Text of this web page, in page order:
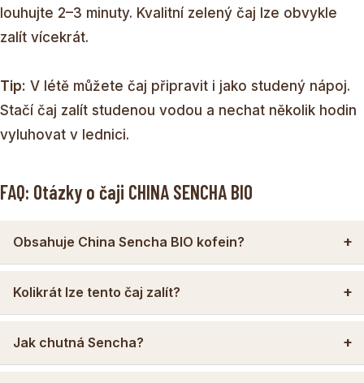
louhujte 2–3 minuty. Kvalitní zelený čaj lze obvykle
zalít vícekrát.
Tip: V létě můžete čaj připravit i jako studený nápoj.
Stačí čaj zalít studenou vodou a nechat několik hodin
vyluhovat v lednici.
FAQ: Otázky o čaji CHINA SENCHA BIO
Obsahuje China Sencha BIO kofein?
Kolikrát lze tento čaj zalít?
Jak chutná Sencha?